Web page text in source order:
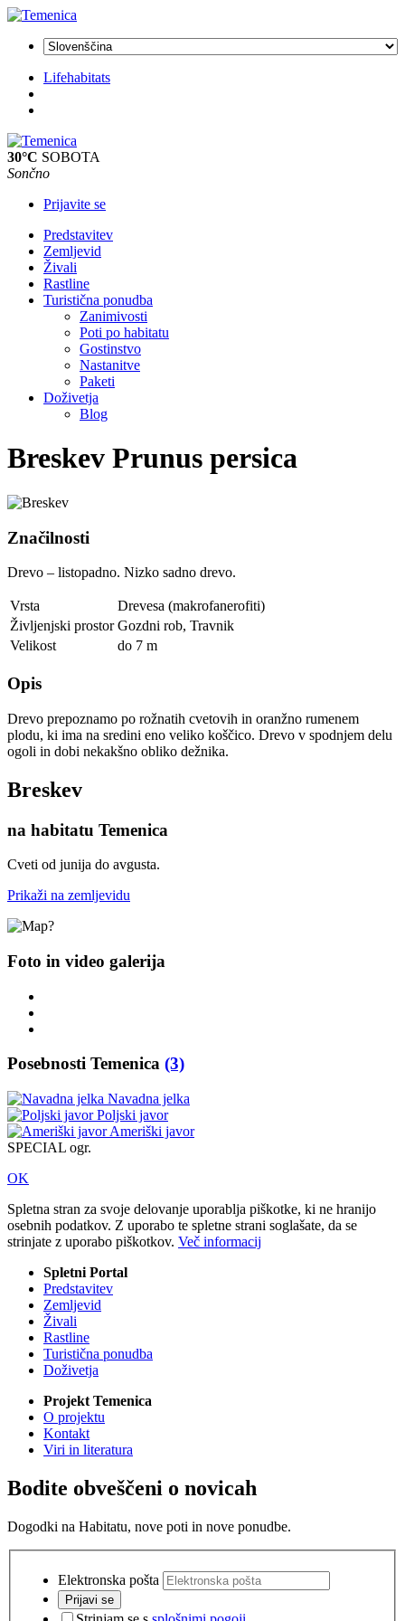
Lifehabitats
30°C SOBOTA
Sončno
Prijavite se
Predstavitev
Zemljevid
Živali
Rastline
Turistična ponudba
Zanimivosti
Poti po habitatu
Gostinstvo
Nastanitve
Paketi
Doživetja
Blog
Breskev Prunus persica
Značilnosti
Drevo – listopadno. Nizko sadno drevo.
Vrsta
Drevesa (makrofanerofiti)
Življenjski prostor Gozdni rob, Travnik
Velikost
do 7 m
Opis
Drevo prepoznamo po rožnatih cvetovih in oranžno rumenem
plodu, ki ima na sredini eno veliko koščico. Drevo v spodnjem delu
ogoli in dobi nekakšno obliko dežnika.
Breskev
na habitatu Temenica
Cveti od junija do avgusta.
Prikaži na zemljevidu
Foto in video galerija
Posebnosti Temenica (3)
Navadna jelka
Poljski javor
Ameriški javor
SPECIAL ogr.
OK
Spletna stran za svoje delovanje uporablja piškotke, ki ne hranijo
osebnih podatkov. Z uporabo te spletne strani soglašate, da se
strinjate z uporabo piškotkov. Več informacij
Spletni Portal
Predstavitev
Zemljevid
Živali
Rastline
Turistična ponudba
Doživetja
Projekt Temenica
O projektu
Kontakt
Viri in literatura
Bodite obveščeni o novicah
Dogodki na Habitatu, nove poti in nove ponudbe.
Elektronska pošta
Prijavi se